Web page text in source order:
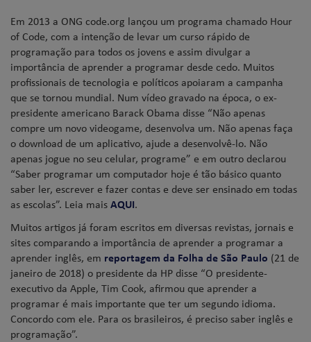
Em 2013 a ONG code.org lançou um programa chamado Hour
of Code, com a intenção de levar um curso rápido de
programação para todos os jovens e assim divulgar a
importância de aprender a programar desde cedo. Muitos
profissionais de tecnologia e políticos apoiaram a campanha
que se tornou mundial. Num vídeo gravado na época, o ex-
presidente americano Barack Obama disse “Não apenas
compre um novo videogame, desenvolva um. Não apenas faça
o download de um aplicativo, ajude a desenvolvê-lo. Não
apenas jogue no seu celular, programe” e em outro declarou
“Saber programar um computador hoje é tão básico quanto
saber ler, escrever e fazer contas e deve ser ensinado em todas
as escolas”. Leia maisAQUI.
Muitos artigos já foram escritos em diversas revistas, jornais e
sites comparando a importância de aprender a programar a
aprender inglês, em reportagem da Folha de São Paulo (21 de
janeiro de 2018) o presidente da HP disse “O presidente-
executivo da Apple, Tim Cook, afirmou que aprender a
programar é mais importante que ter um segundo idioma.
Concordo com ele. Para os brasileiros, é preciso saber inglês e
programação”.